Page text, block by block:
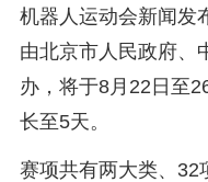
机器人运动会新闻发
由北京市人民政府、
办，将于8月22日至
长至5天。
赛项共有两大类、32